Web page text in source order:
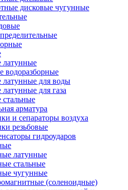
дисковые чугунные
водоразборные
для воды
для газа
арматура
и сепараторы воздуха
резьбовые
гидроударов
латунные
стальные
чугунные
(соленоидные)